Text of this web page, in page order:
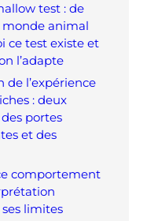
test : de
monde animal
ce test existe et
l’adapte
de l’expérience
: deux
portes
et des
comportement
limites